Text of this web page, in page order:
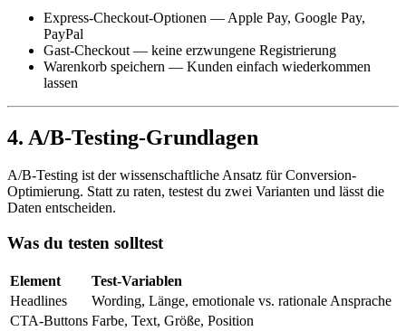
Express-Checkout-Optionen — Apple Pay, Google Pay,
PayPal
Gast-Checkout — keine erzwungene Registrierung
Warenkorb speichern — Kunden einfach wiederkommen
lassen
4. A/B-Testing-Grundlagen
A/B-Testing ist der wissenschaftliche Ansatz für Conversion-
Optimierung. Statt zu raten, testest du zwei Varianten und lässt die
Daten entscheiden.
Was du testen solltest
Element
Test-Variablen
Headlines
Wording, Länge, emotionale vs. rationale Ansprache
CTA-Buttons Farbe, Text, Größe, Position